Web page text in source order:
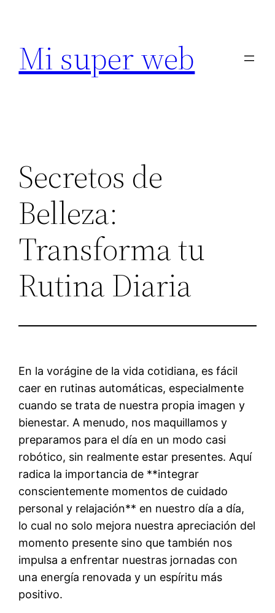
contenido
Mi super web
Secretos de
Belleza:
Transforma tu
Rutina Diaria
En la vorágine de la vida cotidiana, es fácil
caer en rutinas automáticas, especialmente
cuando se trata de nuestra propia imagen y
bienestar. A menudo, nos maquillamos y
preparamos para el día en un modo casi
robótico, sin realmente estar presentes. Aquí
radica la importancia de **integrar
conscientemente momentos de cuidado
personal y relajación** en nuestro día a día,
lo cual no solo mejora nuestra apreciación del
momento presente sino que también nos
impulsa a enfrentar nuestras jornadas con
una energía renovada y un espíritu más
positivo.